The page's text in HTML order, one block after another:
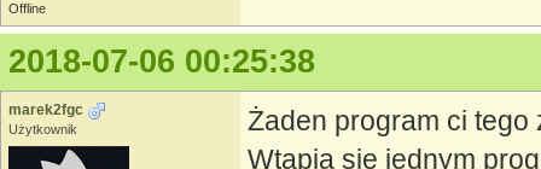
Offline
2018-07-06 00:25:38
marek2fgc
Użytkownik
Żaden program ci tego
Wtapia się jednym